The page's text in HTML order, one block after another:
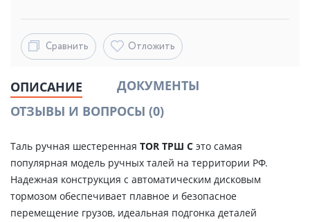
Сравнить Отложить
ОПИСАНИЕ
ДОКУМЕНТЫ
ОТЗЫВЫ И ВОПРОСЫ (0)
Таль ручная шестеренная TOR ТРШ С это самая
популярная модель ручных талей на территории РФ.
Надежная конструкция с автоматическим дисковым
тормозом обеспечивает плавное и безопасное
перемещение грузов, идеальная подгонка деталей